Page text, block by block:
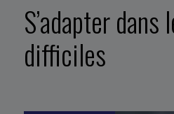
S’adapter
difficiles